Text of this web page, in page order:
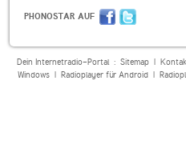
PHONOSTAR AUF
Dein Internetradio-Portal : Sitemap|
Windows| Radioplayer für Android|